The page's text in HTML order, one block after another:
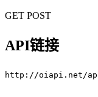
GET POST
API链接
http://oiapi.net/